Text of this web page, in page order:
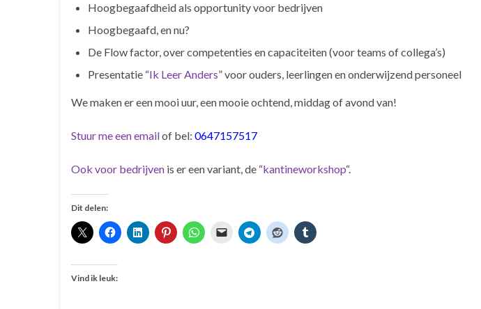
Hoogbegaafdheid als opportunity voor bedrijven
Hoogbegaafd, en nu?
De Flow factor, over competenties en capaciteiten (voor teams of collega’s)
Presentatie “Ik Leer Anders” voor ouders, leerlingen en onderwijzend personeel
We maken er een mooi uur, een mooie ochtend, middag of avond van!
Stuur me een emailof bel: 0647157517
Ook voor bedrijven is er een variant, de “kantineworkshop“.
Dit delen:
Vind ik leuk: